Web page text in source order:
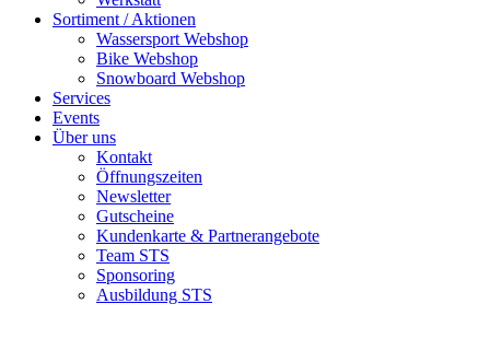
Sortiment / Aktionen
Wassersport Webshop
Bike Webshop
Snowboard Webshop
Services
Events
Über uns
Kontakt
Öffnungszeiten
Newsletter
Gutscheine
Kundenkarte & Partnerangebote
Team STS
Sponsoring
Ausbildung STS